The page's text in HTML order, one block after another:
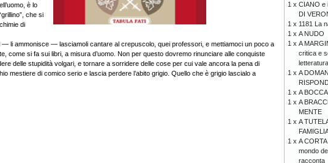
è lo
che si
di
— li ammonisce — lasciamoli cantare al crepuscolo, quei professori, e mettiamoci un poco a
come si fa sui libri, a misura d’uomo. Non per questo dovremo rinunciare alle conquiste
delle stupidità volgari, e tornare a sorridere delle cose per cui vale ancora la pena di
mestiere di comico serio e lascia perdere l’abito grigio. Quello che è grigio lascialo a
1 x CIANO e
DI
1 x 1181 La
1 x A NUDO
1 x A
critica e
letteratura
1 x A
1 x A
1 x A
MENTE
1 x A
1 x A
mondo
racconta